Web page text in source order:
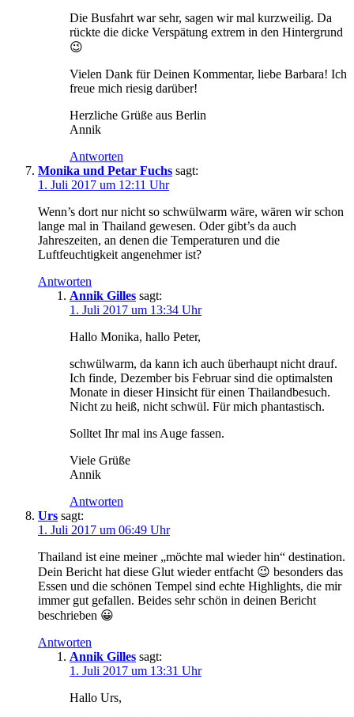
Die Busfahrt war sehr, sagen wir mal kurzweilig. Da
rückte die dicke Verspätung extrem in den Hintergrund
😉
Vielen Dank für Deinen Kommentar, liebe Barbara! Ich
freue mich riesig darüber!
Herzliche Grüße aus Berlin
Annik
Antworten
Monika und Petar Fuchs sagt:
1. Juli 2017 um 12:11 Uhr
Wenn’s dort nur nicht so schwülwarm wäre, wären wir schon
lange mal in Thailand gewesen. Oder gibt’s da auch
Jahreszeiten, an denen die Temperaturen und die
Luftfeuchtigkeit angenehmer ist?
Antworten
Annik Gilles sagt:
1. Juli 2017 um 13:34 Uhr
Hallo Monika, hallo Peter,
schwülwarm, da kann ich auch überhaupt nicht drauf.
Ich finde, Dezember bis Februar sind die optimalsten
Monate in dieser Hinsicht für einen Thailandbesuch.
Nicht zu heiß, nicht schwül. Für mich phantastisch.
Solltet Ihr mal ins Auge fassen.
Viele Grüße
Annik
Antworten
Urs sagt:
1. Juli 2017 um 06:49 Uhr
Thailand ist eine meiner „möchte mal wieder hin“ destination.
Dein Bericht hat diese Glut wieder entfacht 😉 besonders das
Essen und die schönen Tempel sind echte Highlights, die mir
immer gut gefallen. Beides sehr schön in deinen Bericht
beschrieben 😀
Antworten
Annik Gilles sagt:
1. Juli 2017 um 13:31 Uhr
Hallo Urs,